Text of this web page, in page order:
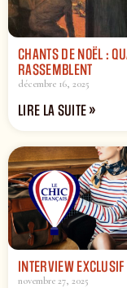
CHANTS DE NOËL :
RASSEMBLENT
décembre 16, 2025
LIRE LA SUITE »
INTERVIEW
novembre 27, 2025